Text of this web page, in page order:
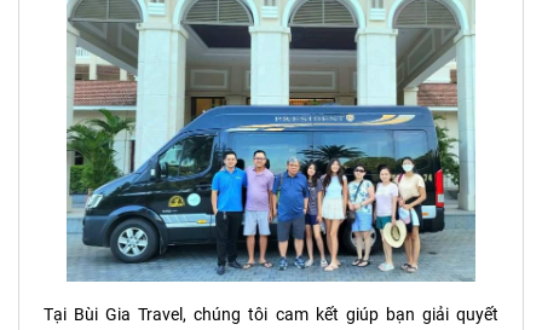
Tại Bùi Gia Travel, chúng tôi cam kết giúp bạn giải quyết